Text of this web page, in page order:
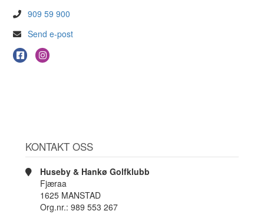
909 59 900
Send e-post
KONTAKT OSS
Huseby & Hankø Golfklubb
Fjæraa
1625 MANSTAD
Org.nr.: 989 553 267